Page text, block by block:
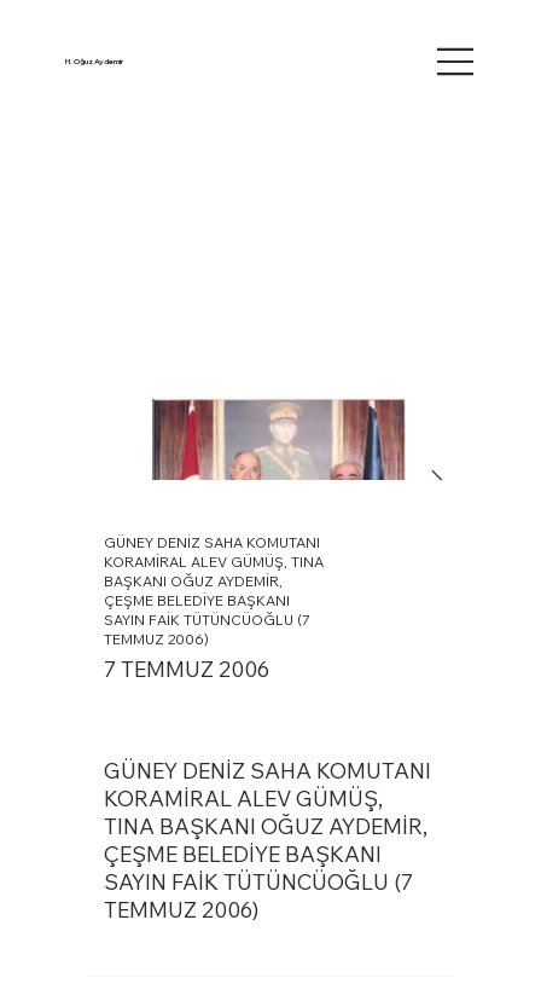
H. Oğuz Aydemir
GÜNEY DENİZ SAHA KOMUTANI
KORAMİRAL ALEV GÜMÜŞ, TINA
BAŞKANI OĞUZ AYDEMİR,
ÇEŞME BELEDİYE BAŞKANI
SAYIN FAİK TÜTÜNCÜOĞLU (7
TEMMUZ 2006)
7 TEMMUZ 2006
GÜNEY DENİZ SAHA KOMUTANI
KORAMİRAL ALEV GÜMÜŞ,
TINA BAŞKANI OĞUZ AYDEMİR,
ÇEŞME BELEDİYE BAŞKANI
SAYIN FAİK TÜTÜNCÜOĞLU (7
TEMMUZ 2006)